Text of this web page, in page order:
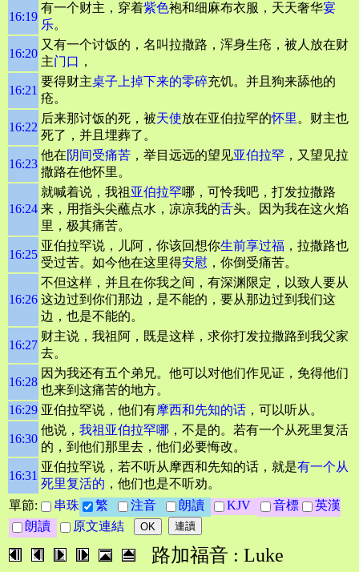
16:19
有一个财主，穿着紫色袍和细麻布衣服，天天奢华宴
乐。
16:20
又有一个讨饭的，名叫拉撒路，浑身生疮，被人放在财
主门口 ，
16:21
要得财主桌子上掉下来的零碎充饥。并且狗来舔他的
疮。
16:22
后来那讨饭的死，被天使放在亚伯拉罕的怀里 。财主也
死了，并且埋葬了。
16:23
他在阴间受痛苦 ，举目远远的望见亚伯拉罕 ，又望见拉
撒路在他怀里。
16:24
就喊着说，我祖 亚伯拉罕哪，可怜我吧，打发拉撒路
来，用指头尖蘸点水，凉凉我的舌头。因为我在这火焰
里，极其痛苦。
16:25
亚伯拉罕说，儿阿，你该回想你生前享过福 ，拉撒路也
受过苦。如今他在这里得安慰 ，你倒受痛苦。
16:26
不但这样，并且在你我之间，有深渊限定，以致人要从
这边过到你们那边，是不能的，要从那边过到我们这
边，也是不能的。
16:27
财主说，我祖阿，既是这样，求你打发拉撒路到我父家
去。
16:28
因为我还有五个弟兄。他可以对他们作见证，免得他们
也来到这痛苦的地方。
16:29 亚伯拉罕说，他们有摩西和先知的话 ，可以听从。
16:30
他说， 我祖亚伯拉罕哪 ，不是的。若有一个从死里复活
的，到他们那里去，他们必要悔改。
16:31
亚伯拉罕说，若不听从摩西和先知的话，就是有一个从
死里复活的 ，他们也是不听劝。
單節:
串珠 繁 注音 朗讀 KJV 音標
英漢
朗讀
原文連結
路加福音 : Luke